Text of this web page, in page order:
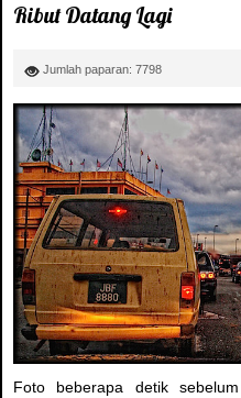
Ribut Datang Lagi
Jumlah paparan: 7798
Foto beberapa detik